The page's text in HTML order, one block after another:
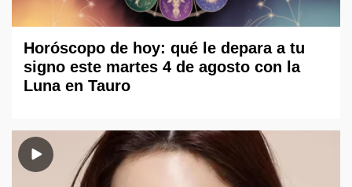
Horóscopo de hoy: qué le depara a tu
signo este martes 4 de agosto con la
Luna en Tauro